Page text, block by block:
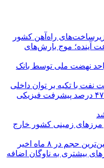
راه‌آهن کشور
کشور در ۷۲ ساعت آینده؛ موج بارش‌های
بیش از ۳۹۶ هزار واحد نهضت ملی توسط بانک
با تکیه بر توان داخلی
بازوند: ایستگاه راه‌آهن سبزوار ۴۷ درصد پیشرفت فیزیکی
از مرزهای زمینی کشور خارج
در ۸ ماه اخیر
بیشتری به ناوگان اضافه